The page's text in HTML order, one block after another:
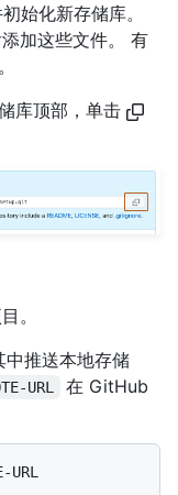
始化新存储库。
加这些文件。 有
库顶部，单击
。
推送本地存储
URL
在 GitHub